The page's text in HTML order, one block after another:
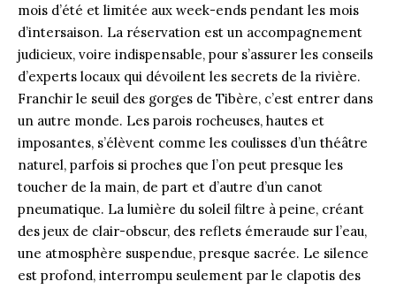
mois d’été et limitée aux week-ends pendant les mois
d’intersaison. La réservation est un accompagnement
judicieux, voire indispensable, pour s’assurer les conseils
d’experts locaux qui dévoilent les secrets de la rivière.
Franchir le seuil des gorges de Tibère, c’est entrer dans
un autre monde. Les parois rocheuses, hautes et
imposantes, s’élèvent comme les coulisses d’un théâtre
naturel, parfois si proches que l’on peut presque les
toucher de la main, de part et d’autre d’un canot
pneumatique. La lumière du soleil filtre à peine, créant
des jeux de clair-obscur, des reflets émeraude sur l’eau,
une atmosphère suspendue, presque sacrée. Le silence
est profond, interrompu seulement par le clapotis des